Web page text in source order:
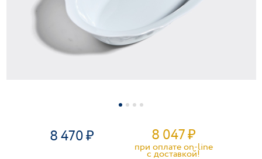
8 470 8 047₽
при оплате on-line
c доставкой!